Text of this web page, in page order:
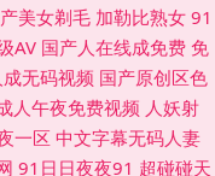
利58 国产91白虎动漫 国产
三级片网片 午夜福利网HD
俺来也俺去夜 成人操碰视
美女剃毛 加勒比熟女 91
AV 国产人在线成免费 免
无码视频 国产原创区色
人午夜免费视频 人妖射
一区 中文字幕无码人妻
91日日夜夜91 超碰碰天